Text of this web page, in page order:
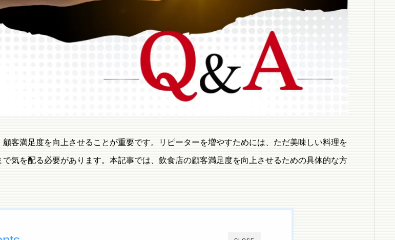
客満足度を向上させることが重要です。リピーターを増やすためには、ただ美味しい料理を
気を配る必要があります。本記事では、飲食店の顧客満足度を向上させるための具体的な方